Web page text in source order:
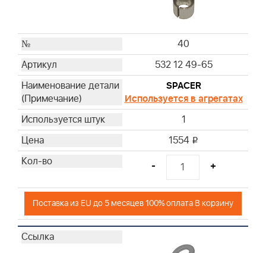
40
532 12 49-65
SPACER
Используется в агрегатах
1
1554 i
- +
Поставка из EU до 5 месяцев 100% оплата В корзину